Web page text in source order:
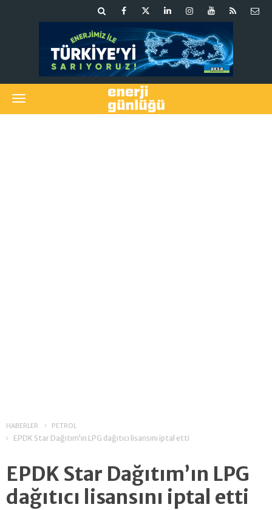
HABERLER PETROL
EPDK Star Dağıtım’ın LPG dağıtıcı lisansını iptal etti
EPDK Star Dağıtım’ın LPG
dağıtıcı lisansını iptal etti